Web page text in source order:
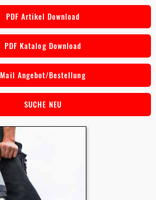
PDF Artikel Download
PDF Katalog Download
Mail Angebot/Bestellung
SUCHE NEU